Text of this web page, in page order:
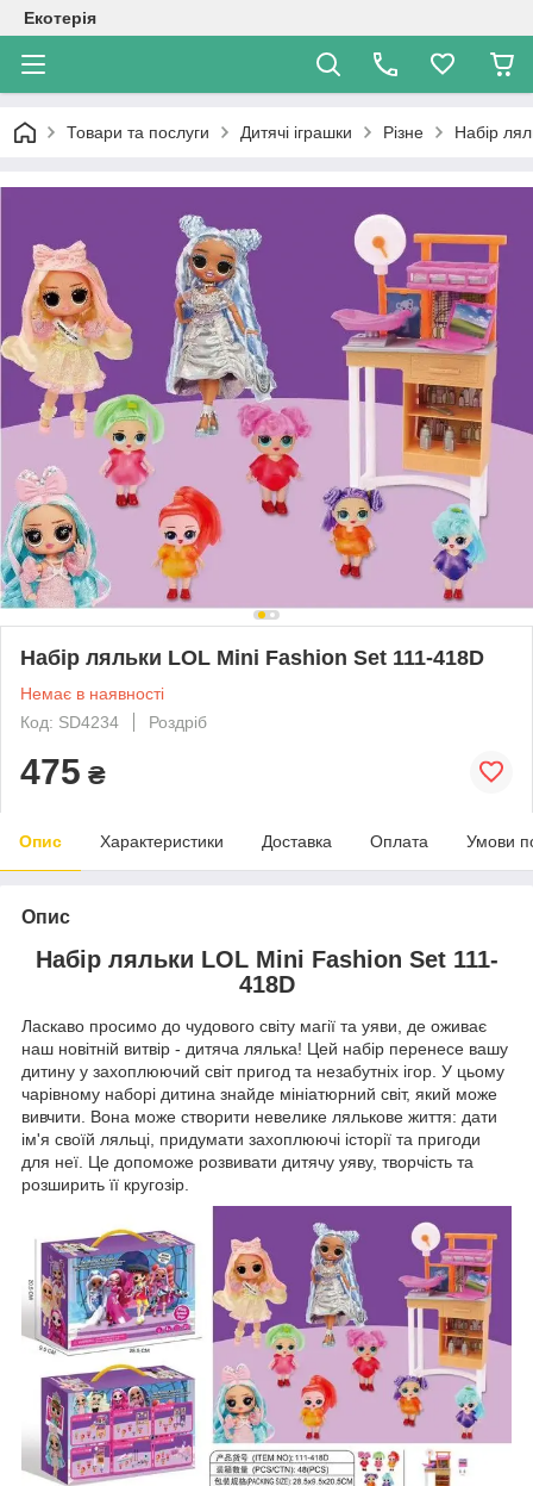
Екотерія
Товари та послуги Дитячі іграшки Різне Набір
Набір ляльки LOL Mini Fashion Set 111-418D
Немає в наявності
Код: SD4234
Роздріб
475 ₴
Опис Характеристики Доставка Оплата Умови
Опис
Набір ляльки LOL Mini Fashion Set 111-
418D
Ласкаво просимо до чудового світу магії та уяви, де оживає
наш новітній витвір - дитяча лялька! Цей набір перенесе вашу
дитину у захоплюючий світ пригод та незабутніх ігор. У цьому
чарівному наборі дитина знайде мініатюрний світ, який може
вивчити. Вона може створити невелике лялькове життя: дати
ім'я своїй ляльці, придумати захоплюючі історії та пригоди
для неї. Це допоможе розвивати дитячу уяву, творчість та
розширить її кругозір.